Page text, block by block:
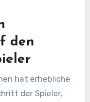
den
hat erhebliche
der Spieler,